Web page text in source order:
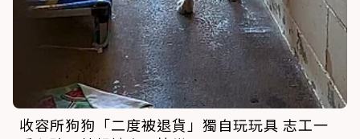
收容所狗狗「二度被退貨」獨自玩玩具 志工一